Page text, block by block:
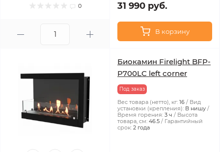
0 31 990 руб.
В корзину
Биокамин Firelight BFP-
P700LC left corner
Под заказ
Вес товара (нетто), кг: 16
Вид
установки (крепления): В нишу
Время горения: 3 ч
Высота
товара, см: 46.5
Гарантийный
срок: 2 года